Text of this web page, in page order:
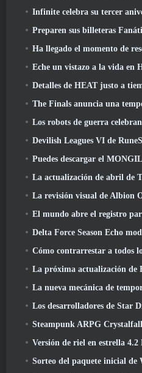
Infinite celebra su tercer aniversario
Preparen sus billeteras Fanáticos de RuneScape, Las
Ha llegado el momento de rescatar a Aemeath
Eche un vistazo a la vida en Hethereau en el video de vista
Detalles de HEAT justo a
The Finals anuncia una temporada de
Los robots de guerra celebran 12 Años
Devilish Leagues VI de
Puedes descargar el
La actualización de abril de The First Descendant
La revisión visual de Albion Online se abandonó con
El mundo abre el registro
Delta Force Season Echo modifica el mapa de
Cómo contrarrestar a todos
La próxima actualización de
La nueva mecánica de temporada de Infinite SS12
Los desarrolladores de Star Dive responden las
Steampunk ARPG Crystalfall entra en
Versión de riel en estrella 4.2 Nos trae sable de luz,
Sorteo del paquete inicial de